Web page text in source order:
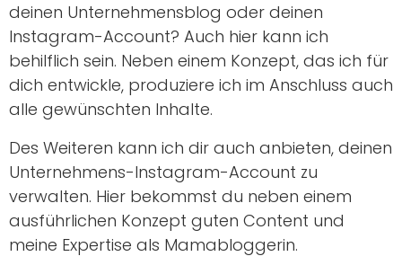
deinen Unternehmensblog oder deinen
Instagram-Account? Auch hier kann ich
behilflich sein. Neben einem Konzept, das ich für
dich entwickle, produziere ich im Anschluss auch
alle gewünschten Inhalte.
Des Weiteren kann ich dir auch anbieten, deinen
Unternehmens-Instagram-Account zu
verwalten. Hier bekommst du neben einem
ausführlichen Konzept guten Content und
meine Expertise als Mamabloggerin.